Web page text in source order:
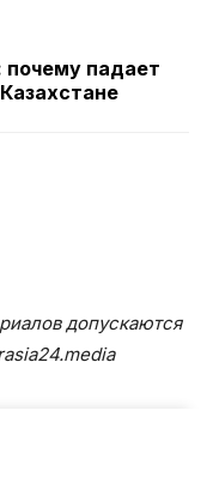
почему падает
допускаются